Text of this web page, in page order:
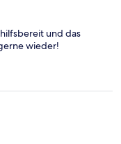
hilfsbereit und das
wieder!